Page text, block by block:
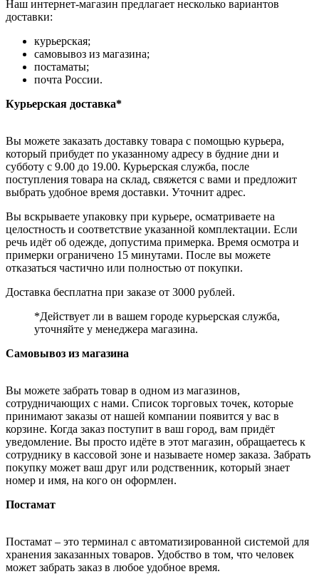
Наш интернет-магазин предлагает несколько вариантов
доставки:
курьерская;
самовывоз из магазина;
постаматы;
почта России.
Курьерская доставка*
Вы можете заказать доставку товара с помощью курьера,
который прибудет по указанному адресу в будние дни и
субботу с 9.00 до 19.00. Курьерская служба, после
поступления товара на склад, свяжется с вами и предложит
выбрать удобное время доставки. Уточнит адрес.
Вы вскрываете упаковку при курьере, осматриваете на
целостность и соответствие указанной комплектации. Если
речь идёт об одежде, допустима примерка. Время осмотра и
примерки ограничено 15 минутами. После вы можете
отказаться частично или полностью от покупки.
Доставка бесплатна при заказе от 3000 рублей.
*Действует ли в вашем городе курьерская служба,
уточняйте у менеджера магазина.
Самовывоз из магазина
Вы можете забрать товар в одном из магазинов,
сотрудничающих с нами. Список торговых точек, которые
принимают заказы от нашей компании появится у вас в
корзине. Когда заказ поступит в ваш город, вам придёт
уведомление. Вы просто идёте в этот магазин, обращаетесь к
сотруднику в кассовой зоне и называете номер заказа. Забрать
покупку может ваш друг или родственник, который знает
номер и имя, на кого он оформлен.
Постамат
Постамат – это терминал с автоматизированной системой для
хранения заказанных товаров. Удобство в том, что человек
может забрать заказ в любое удобное время.